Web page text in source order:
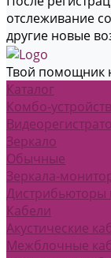
отслеживание
другие новые
Твой помощник
Каталог
Комбо-
Зеркало
Обычные
Зеркала-
Дистрибьюторы
Кабели
Акустические
Межблочные